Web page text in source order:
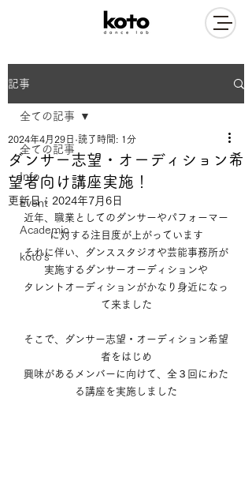
記事
全ての記事
Info
Event
Academic
koto's
全ての記事
ダンサー志望・オーディション希
望者向け講座実施！
2024年4月29日 読了時間: 1分
更新日： 2024年7月6日
近年、職業としてのダンサーやパフォーマー
に対する注目度が上がっています
それに伴い、ダンススタジオや芸能事務所が
実施するダンサーオーディションや
タレントオーディションがかなり身近になっ
て来ました
そこで、ダンサー志望・オーディション希望
者をはじめ
興味があるメンバーに向けて、全３回にわた
る講座を実施しました